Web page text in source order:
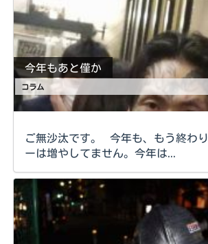
今年もあと僅か
コラム
ご無沙汰です。 今年も、もう終わります。 タトゥ
ーは増やしてません。今年は...